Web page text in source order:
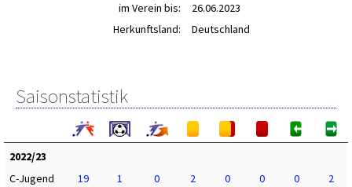
im Verein bis:
26.06.2023
Herkunftsland:
Deutschland
Saisonstatistik
2022/23
C-Jugend
19 1 0 2 0 0 0
2